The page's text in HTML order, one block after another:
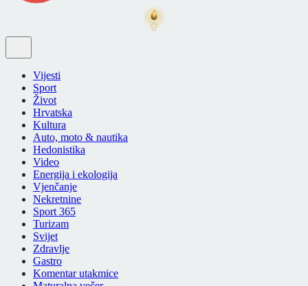
Vijesti
Sport
Život
Hrvatska
Kultura
Auto, moto & nautika
Hedonistika
Video
Energija i ekologija
Vjenčanje
Nekretnine
Sport 365
Turizam
Svijet
Zdravlje
Gastro
Komentar utakmice